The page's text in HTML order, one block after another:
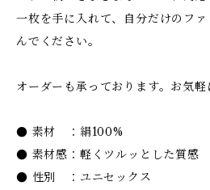
一枚を手に入れて、自分だけのフ
んでください。
オーダーも承っております。お気軽
● 素材 ：絹100%
● 素材感：軽くツルッとした質感
● 性別 ：ユニセックス